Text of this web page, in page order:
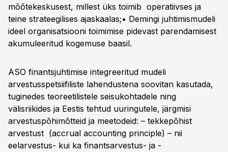
mõõtekeskusest, millest üks toimib operatiivses ja
teine strateegilises ajaskaalas;• Demingi juhtimismudeli
ideel organisatsiooni toimimise pidevast parendamisest
akumuleeritud kogemuse baasil.
ASO finantsjuhtimise integreeritud mudeli
arvestusspetsiifiliste lahendustena soovitan kasutada,
tuginedes teoreetilistele seisukohtadele ning
välisriikides ja Eestis tehtud uuringutele, järgmisi
arvestuspõhimõtteid ja meetodeid: – tekkepõhist
arvestust (accrual accounting principle) – nii
eelarvestus- kui ka finantsarvestus- ja -